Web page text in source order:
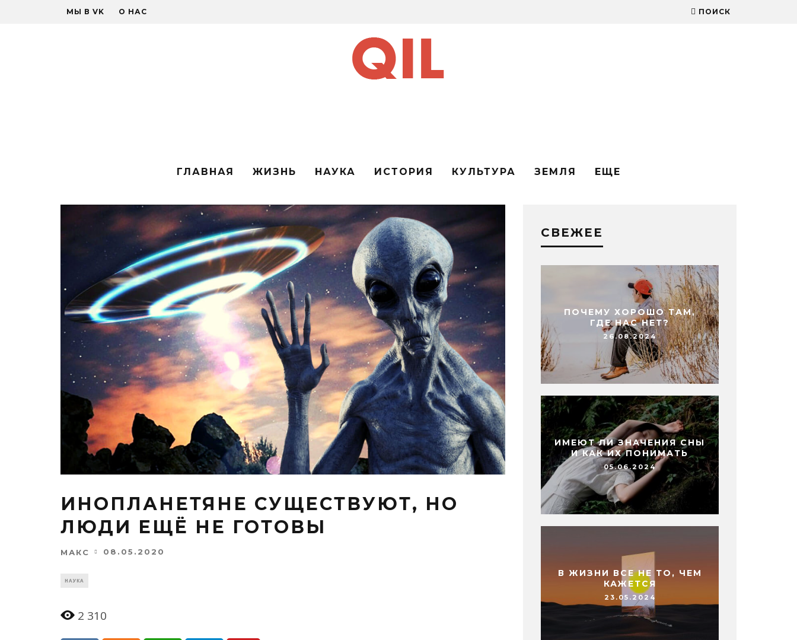
МЫ В VK О НАС ПОИСК
ГЛАВНАЯ ЖИЗНЬ НАУКА ИСТОРИЯ КУЛЬТУРА ЗЕМЛЯ ЕЩЕ
ИНОПЛАНЕТЯНЕ СУЩЕСТВУЮТ, НО
ЛЮДИ ЕЩЁ НЕ ГОТОВЫ
МАКС 08.05.2020
НАУКА
2 310
СВЕЖЕЕ
ПОЧЕМУ ХОРОШО ТАМ,
ГДЕ НАС НЕТ?
26.08.2024
ИМЕЮТ ЛИ ЗНАЧЕНИЯ СНЫ
И КАК ИХ ПОНИМАТЬ
05.06.2024
В ЖИЗНИ ВСЕ НЕ ТО, ЧЕМ
КАЖЕТСЯ
23.05.2024